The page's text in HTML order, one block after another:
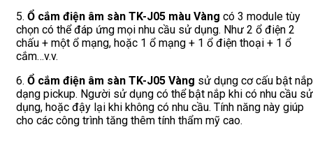
5. Ổ cắm điện âm sàn TK-J05 màu Vàng có 3 module tùy
chọn có thể đáp ứng mọi nhu cầu sử dụng. Như 2 ổ điện 2
chấu + một ổ mạng, hoặc 1 ổ mạng + 1 ổ điện thoại + 1 ổ
cắm…v.v.
6. Ổ cắm điện âm sàn TK-J05 Vàng sử dụng cơ cấu bật nắp
dạng pickup. Người sử dụng có thể bật nắp khi có nhu cầu sử
dụng, hoặc đậy lại khi không có nhu cầu. Tính năng này giúp
cho các công trình tăng thêm tính thẩm mỹ cao.